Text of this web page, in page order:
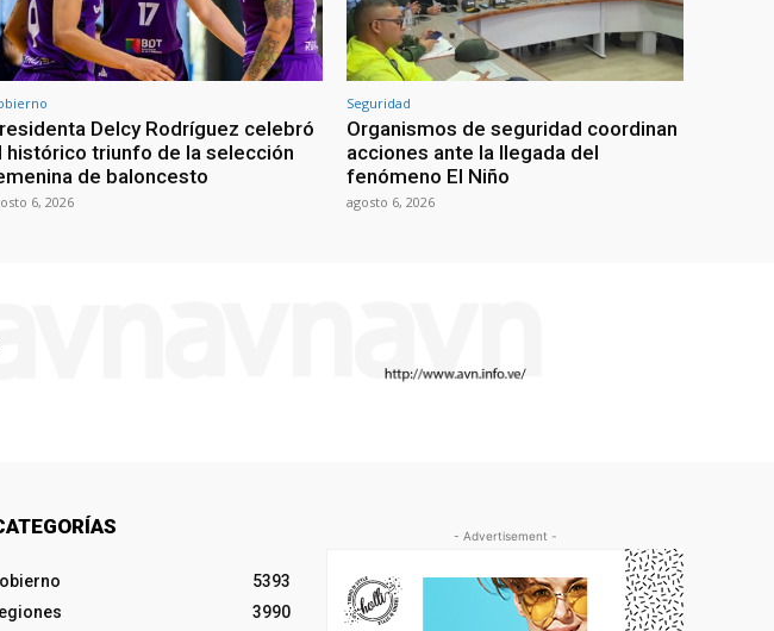
Delcy Rodríguez celebró
histórico triunfo de la selección
de baloncesto
6, 2026
Seguridad
Organismos de seguridad coordinan
acciones ante la llegada del
fenómeno El Niño
agosto 6, 2026
5393
3990
- Advertisement -